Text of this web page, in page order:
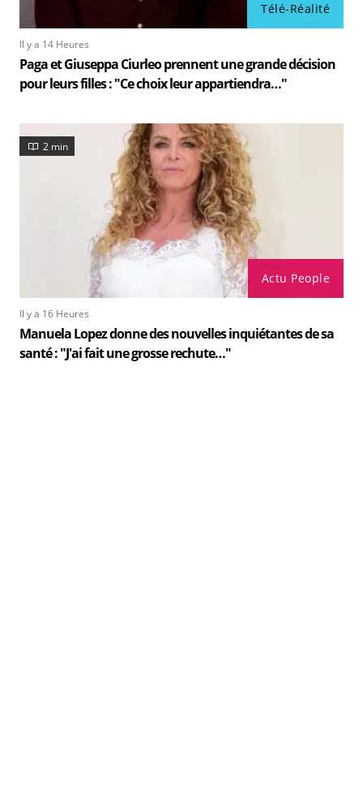
Télé-Réalité
Il y a 14 Heures
Paga et Giuseppa Ciurleo prennent une grande décision
pour leurs filles : "Ce choix leur appartiendra…"
Actu People
2 min
Il y a 16 Heures
Manuela Lopez donne des nouvelles inquiétantes de sa
santé : "J'ai fait une grosse rechute…"